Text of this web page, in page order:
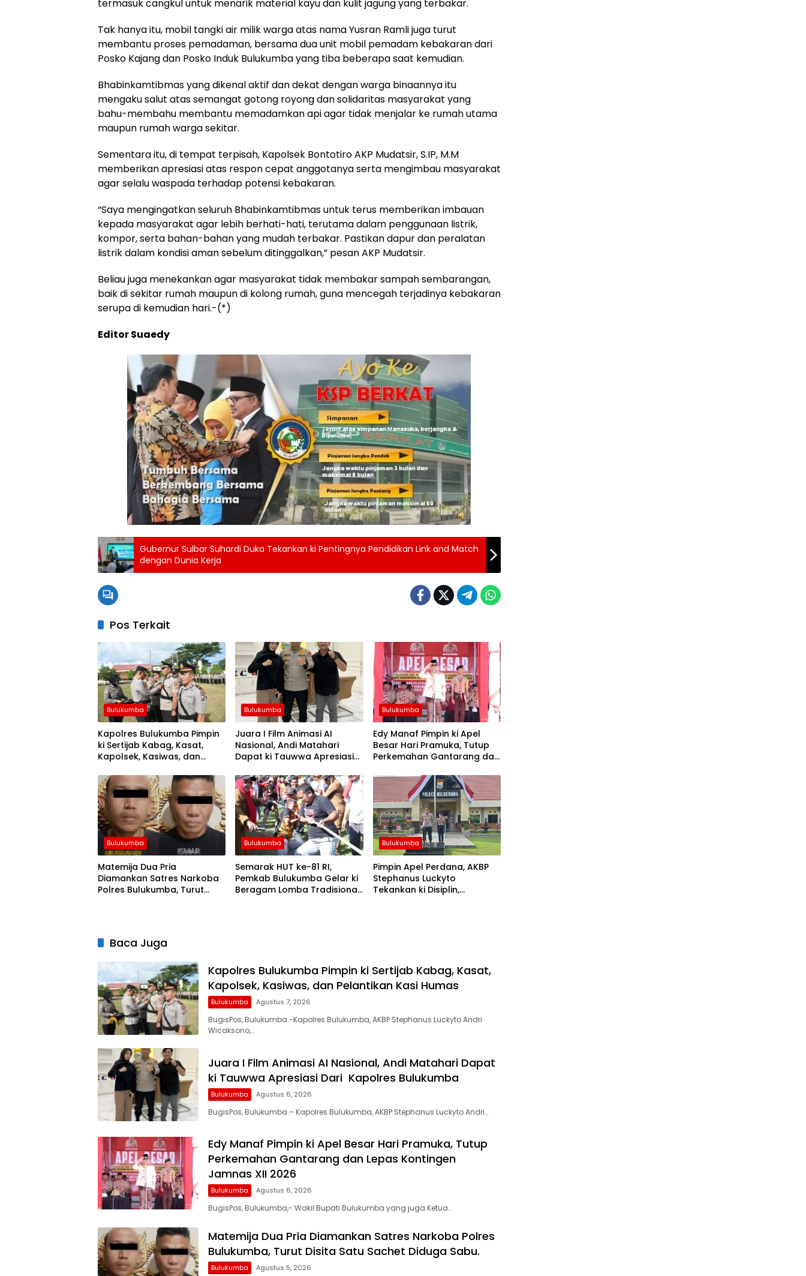
termasuk cangkul untuk menarik material kayu dan kulit jagung yang terbakar.
Tak hanya itu, mobil tangki air milik warga atas nama Yusran Ramli juga turut
membantu proses pemadaman, bersama dua unit mobil pemadam kebakaran dari
Posko Kajang dan Posko Induk Bulukumba yang tiba beberapa saat kemudian.
Bhabinkamtibmas yang dikenal aktif dan dekat dengan warga binaannya itu
mengaku salut atas semangat gotong royong dan solidaritas masyarakat yang
bahu-membahu membantu memadamkan api agar tidak menjalar ke rumah utama
maupun rumah warga sekitar.
Sementara itu, di tempat terpisah, Kapolsek Bontotiro AKP Mudatsir, S.IP, M.M
memberikan apresiasi atas respon cepat anggotanya serta mengimbau masyarakat
agar selalu waspada terhadap potensi kebakaran.
“Saya mengingatkan seluruh Bhabinkamtibmas untuk terus memberikan imbauan
kepada masyarakat agar lebih berhati-hati, terutama dalam penggunaan listrik,
kompor, serta bahan-bahan yang mudah terbakar. Pastikan dapur dan peralatan
listrik dalam kondisi aman sebelum ditinggalkan,” pesan AKP Mudatsir.
Beliau juga menekankan agar masyarakat tidak membakar sampah sembarangan,
baik di sekitar rumah maupun di kolong rumah, guna mencegah terjadinya kebakaran
serupa di kemudian hari.-(*)
Editor Suaedy
Gubernur Sulbar Suhardi Duka Tekankan ki Pentingnya Pendidikan Link and Match
dengan Dunia Kerja
Pos Terkait
Bulukumba
Kapolres Bulukumba Pimpin
ki Sertijab Kabag, Kasat,
Kapolsek, Kasiwas, dan
Bulukumba
Juara I Film Animasi AI
Nasional, Andi Matahari
Dapat ki Tauwwa Apresiasi
Bulukumba
Edy Manaf Pimpin ki Apel
Besar Hari Pramuka, Tutup
Perkemahan Gantarang dan
2026
Bulukumba
Matemija Dua Pria
Diamankan Satres Narkoba
Polres Bulukumba, Turut
Bulukumba
Semarak HUT ke-81 RI,
Pemkab Bulukumba Gelar ki
Beragam Lomba Tradisional
Bulukumba
Pimpin Apel Perdana, AKBP
Stephanus Luckyto
Tekankan ki Disiplin,
Baca Juga
Kapolres Bulukumba Pimpin ki Sertijab Kabag, Kasat,
Kapolsek, Kasiwas, dan Pelantikan Kasi Humas
Bulukumba Agustus 7, 2026
BugisPos, Bulukumba.-Kapolres Bulukumba, AKBP Stephanus Luckyto Andri
Wicaksono,…
Juara I Film Animasi AI Nasional, Andi Matahari Dapat
ki Tauwwa Apresiasi Dari Kapolres Bulukumba
Bulukumba Agustus 6, 2026
BugisPos, Bulukumba.– Kapolres Bulukumba, AKBP Stephanus Luckyto Andri…
Edy Manaf Pimpin ki Apel Besar Hari Pramuka, Tutup
Perkemahan Gantarang dan Lepas Kontingen
Jamnas XII 2026
Bulukumba Agustus 6, 2026
BugisPos, Bulukumba,- Wakil Bupati Bulukumba yang juga Ketua…
Matemija Dua Pria Diamankan Satres Narkoba Polres
Bulukumba, Turut Disita Satu Sachet Diduga Sabu.
Bulukumba Agustus 5, 2026